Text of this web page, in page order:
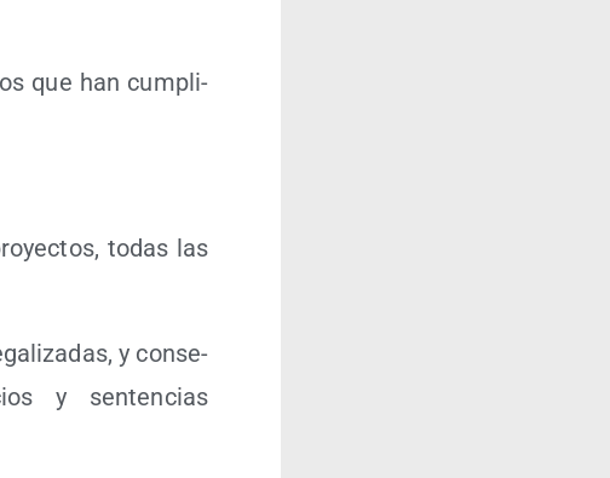
que han cum­pli­
todas las
y con­se­
y sen­ten­cias